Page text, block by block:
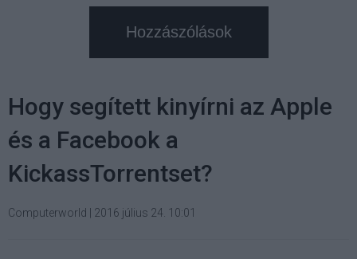
Hozzászólások
Hogy segített kinyírni az Apple
és a Facebook a
KickassTorrentset?
Computerworld 2016 július 24. 10:01